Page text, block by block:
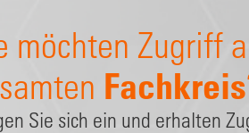
möchten Zugriff
Fachkreis
Sie sich ein und erhalten